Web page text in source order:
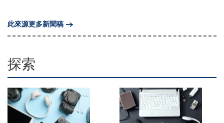
此來源更多新聞稿
探索